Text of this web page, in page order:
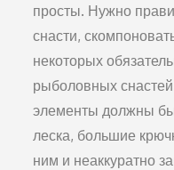
просты. Нужно
снасти,
некоторых
рыболовных
элементы должны
леска, большие
ним и неаккурат­но